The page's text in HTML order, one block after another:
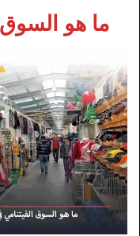
ما هو السوق